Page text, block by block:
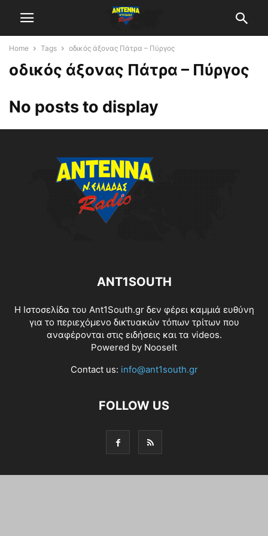
Home Tags οδικός άξονας Πάτρα – Πύργος
οδικός άξονας Πάτρα – Πύργος
No posts to display
ANT1SOUTH
Η Ιστοσελίδα του Ant1South.gr δεν φέρει καμμιά ευθύνη
για το περιεχόμενο δικτυακών τόπων τρίτων που
αναφέρονται στις ειδήσεις και τα videos.
Powered by NooseIt
Contact us: info@ant1south.gr
FOLLOW US